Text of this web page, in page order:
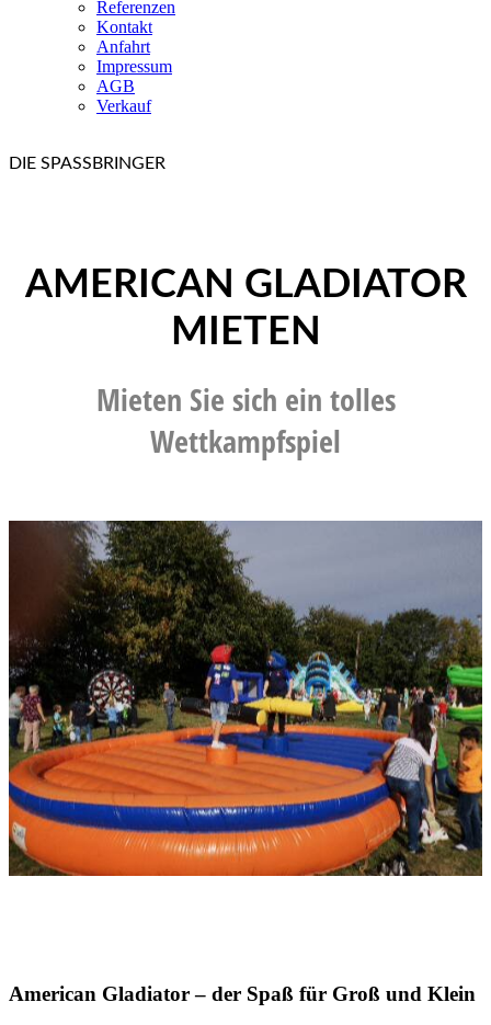
Referenzen
Kontakt
Anfahrt
Impressum
AGB
Verkauf
DIE SPASSBRINGER
AMERICAN GLADIATOR
MIETEN
Mieten Sie sich ein tolles
Wettkampfspiel
American Gladiator – der Spaß für Groß und Klein